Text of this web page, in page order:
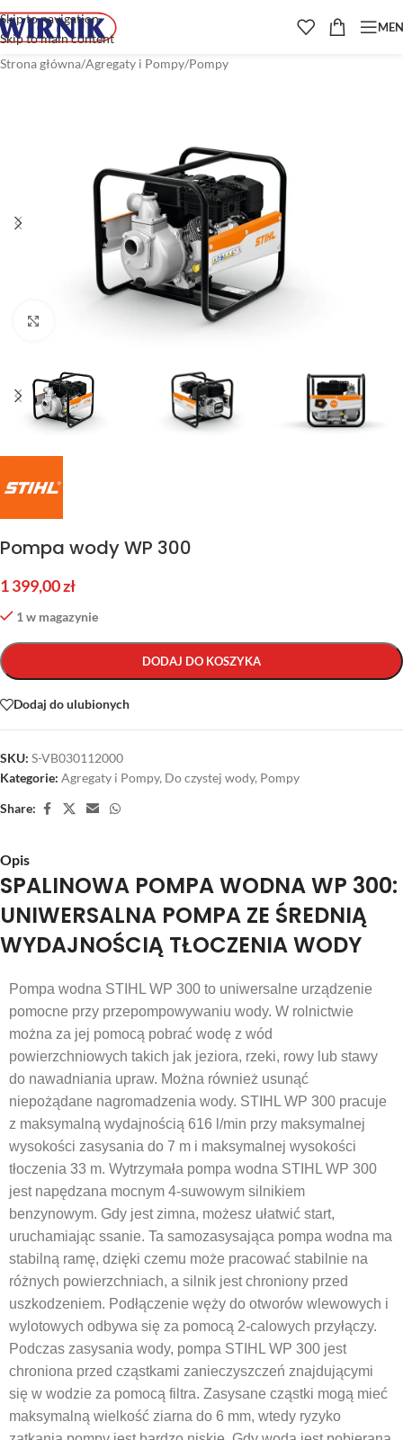
Skip to navigation
Skip to main content
Strona główna/Agregaty i Pompy/Pompy
Pompa wody WP 300
1 399,00zł
1 w magazynie
DODAJ DO KOSZYKA
Dodaj do ulubionych
SKU: S-VB030112000
Kategorie: Agregaty i Pompy, Do czystej wody, Pompy
Share:
Opis
SPALINOWA POMPA WODNA WP 300:
UNIWERSALNA POMPA ZE ŚREDNIĄ
WYDAJNOŚCIĄ TŁOCZENIA WODY
Pompa wodna STIHL WP 300 to uniwersalne urządzenie
pomocne przy przepompowywaniu wody. W rolnictwie
można za jej pomocą pobrać wodę z wód
powierzchniowych takich jak jeziora, rzeki, rowy lub stawy
do nawadniania upraw. Można również usunąć
niepożądane nagromadzenia wody. STIHL WP 300 pracuje
z maksymalną wydajnością 616 l/min przy maksymalnej
wysokości zasysania do 7 m i maksymalnej wysokości
tłoczenia 33 m. Wytrzymała pompa wodna STIHL WP 300
jest napędzana mocnym 4-suwowym silnikiem
benzynowym. Gdy jest zimna, możesz ułatwić start,
uruchamiając ssanie. Ta samozasysająca pompa wodna ma
stabilną ramę, dzięki czemu może pracować stabilnie na
różnych powierzchniach, a silnik jest chroniony przed
uszkodzeniem. Podłączenie węży do otworów wlewowych i
wylotowych odbywa się za pomocą 2-calowych przyłączy.
Podczas zasysania wody, pompa STIHL WP 300 jest
chroniona przed cząstkami zanieczyszczeń znajdującymi
się w wodzie za pomocą filtra. Zasysane cząstki mogą mieć
maksymalną wielkość ziarna do 6 mm, wtedy ryzyko